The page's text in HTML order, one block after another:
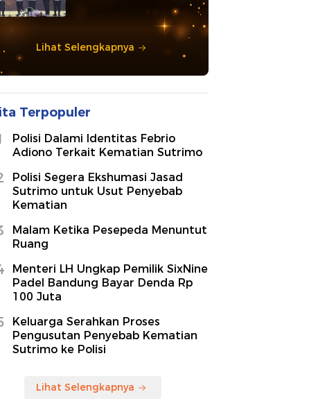
Lihat Selengkapnya
Terpopuler
Polisi Dalami Identitas Febrio
Adiono Terkait Kematian Sutrimo
Polisi Segera Ekshumasi Jasad
Sutrimo untuk Usut Penyebab
Kematian
Malam Ketika Pesepeda Menuntut
Ruang
Menteri LH Ungkap Pemilik SixNine
Padel Bandung Bayar Denda Rp
100 Juta
Keluarga Serahkan Proses
Pengusutan Penyebab Kematian
Sutrimo ke Polisi
Lihat Selengkapnya